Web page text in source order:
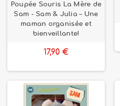
Poupée Souris La Mère de
Sam - Sam & Julia – Une
maman organisée et
bienveillante!
17,90 €